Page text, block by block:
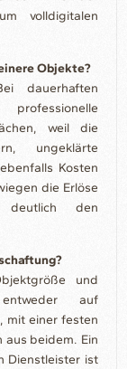
volldigitalen
Objekte?
dauerhaften
weil die
ungeklärte
Kosten
die Erlöse
deutlich den
und
auf
mit einer festen
aus beidem. Ein
Dienstleister ist